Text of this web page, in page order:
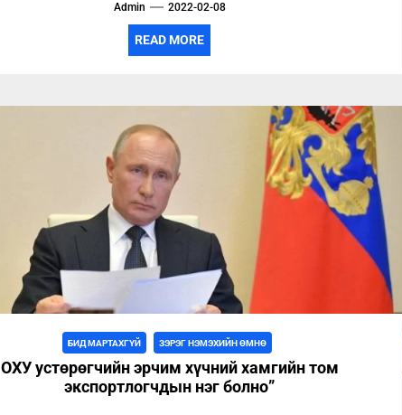
Admin 2022-02-08
READ MORE
БИД МАРТАХГҮЙ ЗЭРЭГ НЭМЭХИЙН ӨМНӨ
ОХУ устөрөгчийн эрчим хүчний хамгийн том
экспортлогчдын нэг болно”